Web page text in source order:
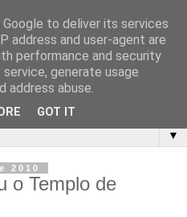
▼
2010
o Templo de
to deliver its services
address and user-agent are
performance and security
generate usage
abuse.
GOT IT